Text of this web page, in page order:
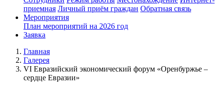
приемная Личный приём граждан Обратная связь
Мероприятия
План мероприятий на 2026 год
Заявка
Главная
Галерея
VI Евразийский экономический форум «Оренбуржье –
сердце Евразии»